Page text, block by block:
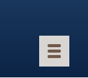
Toggle